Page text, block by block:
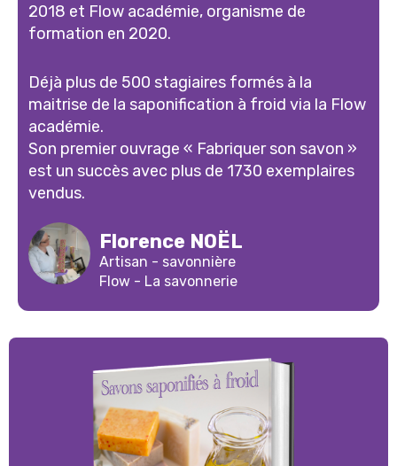
2018 et Flow académie, organisme de
formation en 2020.
Déjà plus de 500 stagiaires formés à la
maitrise de la saponification à froid via la Flow
académie.
Son premier ouvrage « Fabriquer son savon »
est un succès avec plus de 1730 exemplaires
vendus.
Florence NOËL
Artisan - savonnière
Flow - La savonnerie